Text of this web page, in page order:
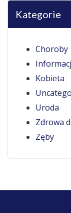
Kategorie
Choroby
Kobieta
Uroda
Zdrowa
Zęby